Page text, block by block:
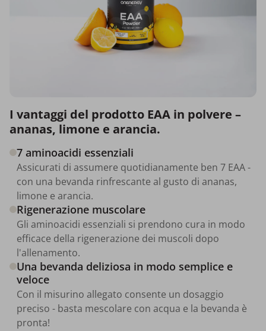
I vantaggi del prodotto EAA in polvere –
ananas, limone e arancia.
7 aminoacidi essenziali
Assicurati di assumere quotidianamente ben 7 EAA -
con una bevanda rinfrescante al gusto di ananas,
limone e arancia.
Rigenerazione muscolare
Gli aminoacidi essenziali si prendono cura in modo
efficace della rigenerazione dei muscoli dopo
l'allenamento.
Una bevanda deliziosa in modo semplice e
veloce
Con il misurino allegato consente un dosaggio
preciso - basta mescolare con acqua e la bevanda è
pronta!